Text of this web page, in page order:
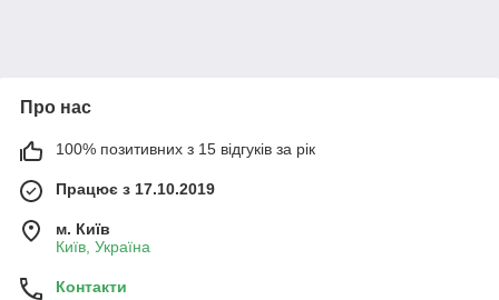
Про нас
100% позитивних з 15 відгуків за рік
Працює з 17.10.2019
м. Київ
Київ, Україна
Контакти